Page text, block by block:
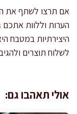
אם תרצו לשתף את
הערות וללוות
היצירתיות במטבח
לשלוח תוצרים
אולי תאהבו גם: